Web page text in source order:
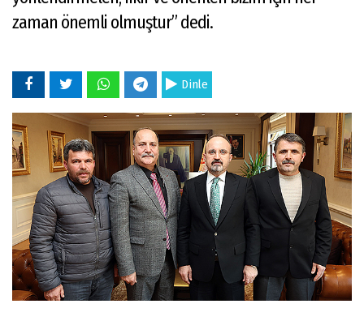
zaman önemli olmuştur” dedi.
Dinle